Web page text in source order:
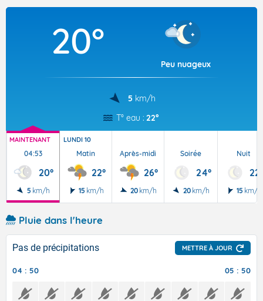
Articles
20°
Peu nuageux
5 km/h
T° eau : 22°
MAINTENANT
04:53
20°
5 km/h
LUNDI 10
Matin
22°
15 km/h
Après-midi
26°
20 km/h
Soirée
24°
20 km/h
Nuit
22°
15 km/h
Pluie dans l'heure
Pas de précipitations METTRE À JOUR
04 : 50 05 : 50